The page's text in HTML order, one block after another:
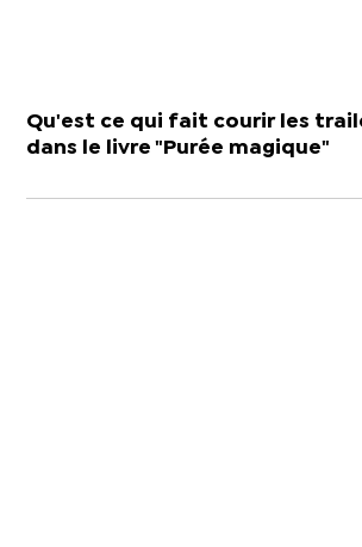
Qu'est ce qui fait courir les
dans le livre "Purée magique"